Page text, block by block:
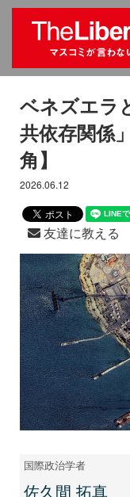
ベネズエラ
共依存関係
角】
2026.06.12
友達に教える
国際政治学者
佐久間 拓真